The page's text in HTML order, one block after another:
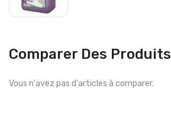
Comparer Des Produits
Vous n'avez pas d'articles à comparer.